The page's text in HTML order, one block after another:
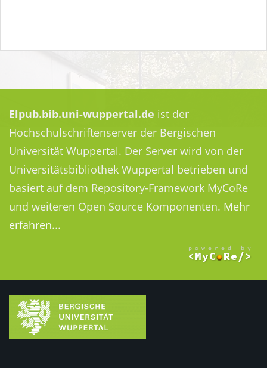
Elpub.bib.uni-wuppertal.de ist der
Hochschulschriftenserver der Bergischen
Universität Wuppertal. Der Server wird von der
Universitätsbibliothek Wuppertal betrieben und
basiert auf dem Repository-Framework MyCoRe
und weiteren Open Source Komponenten. Mehr
erfahren...